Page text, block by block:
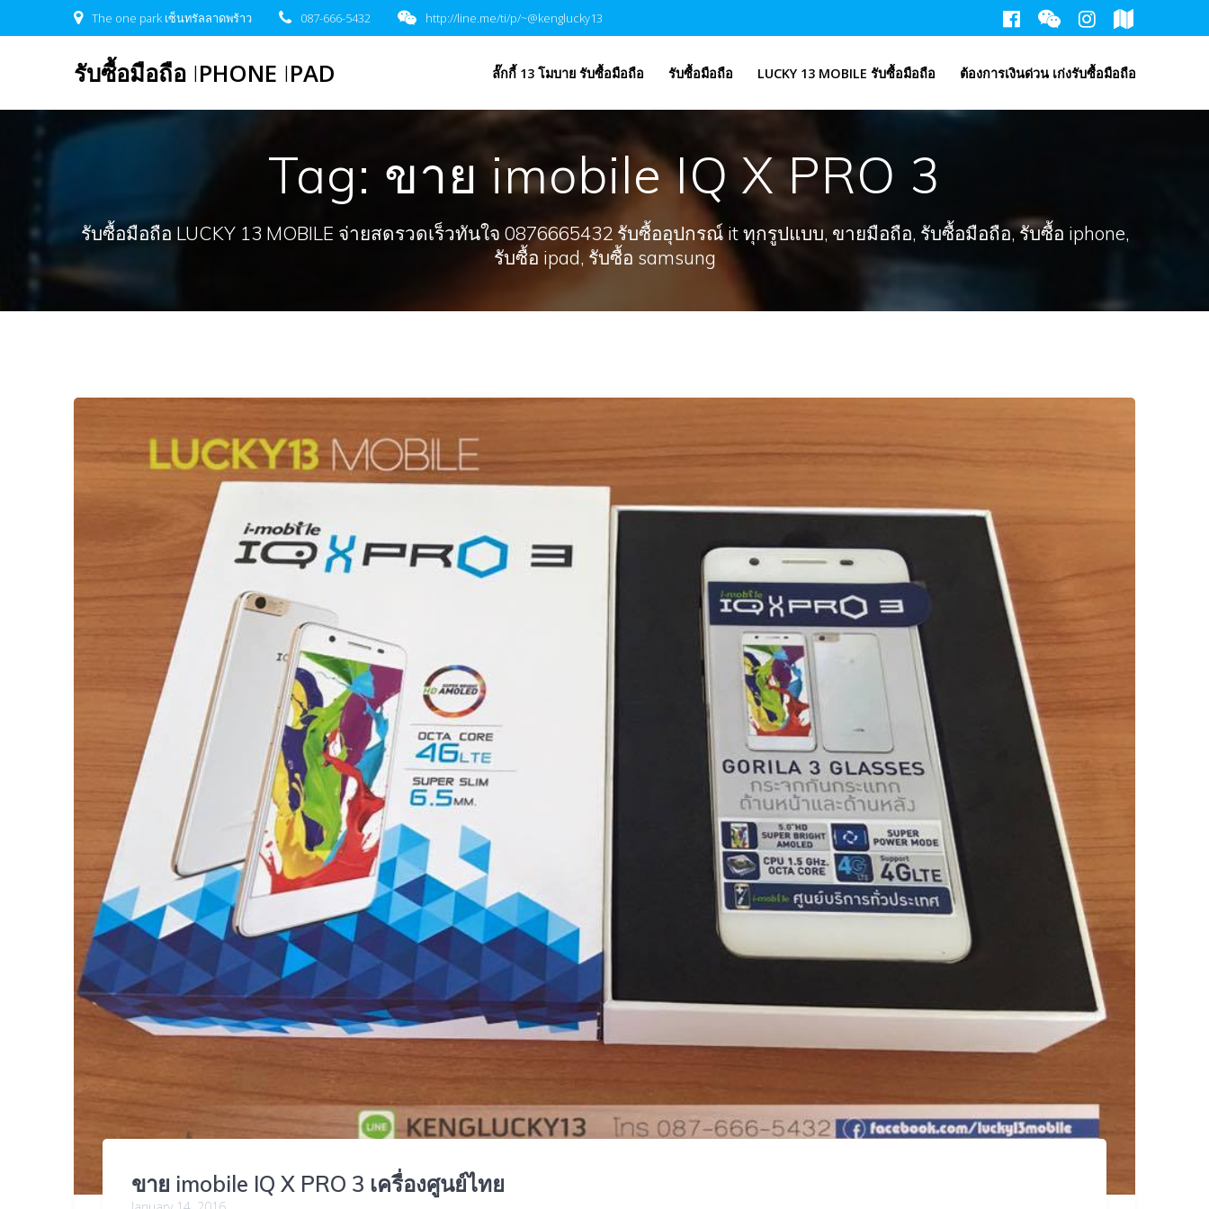
to
The one park เซ็นทรัลลาดพร้าว 087-666-5432 http://line.me/ti/p/~@kenglucky13
รับซื้อมือถือ IPHONE IPAD ​ลั๊กกี้ 13 โมบาย รับซื้อมือถือ รับซื้อมือถือ LUCKY 13 MOBILE รับซื้อมือถือ ต้องการเงินด่วน เก่งรับซื้อมือถือ
Tag: ขาย imobile IQ X PRO 3
รับซื้อมือถือ LUCKY 13 MOBILE จ่ายสดรวดเร็วทันใจ 0876665432 รับซื้ออุปกรณ์ it ทุกรูปแบบ, ขายมือถือ, รับซื้อมือถือ, รับซื้อ iphone,
รับซื้อ ipad, รับซื้อ samsung
ขาย imobile IQ X PRO 3 เครื่องศูนย์ไทย